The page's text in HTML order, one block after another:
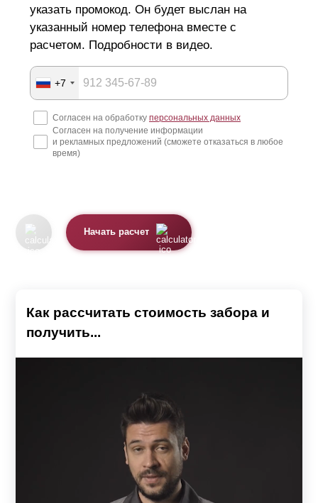
указать промокод. Он будет выслан на
указанный номер телефона вместе с
расчетом. Подробности в видео.
+7
Согласен на обработку персональных данных
Согласен на получение информации
и рекламных предложений (сможете отказаться в любое
время)
Начать расчет
Как рассчитать стоимость забора и
получить...